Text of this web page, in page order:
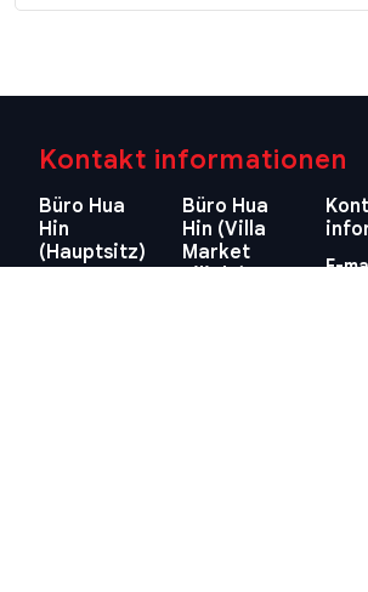
Kontakt informationen
Büro Hua
Hin
(Hauptsitz)
Büro Hua
Hin (Villa
Market
E-